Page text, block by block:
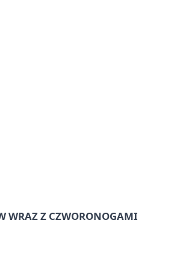
WRAZ Z CZWORONOGAMI